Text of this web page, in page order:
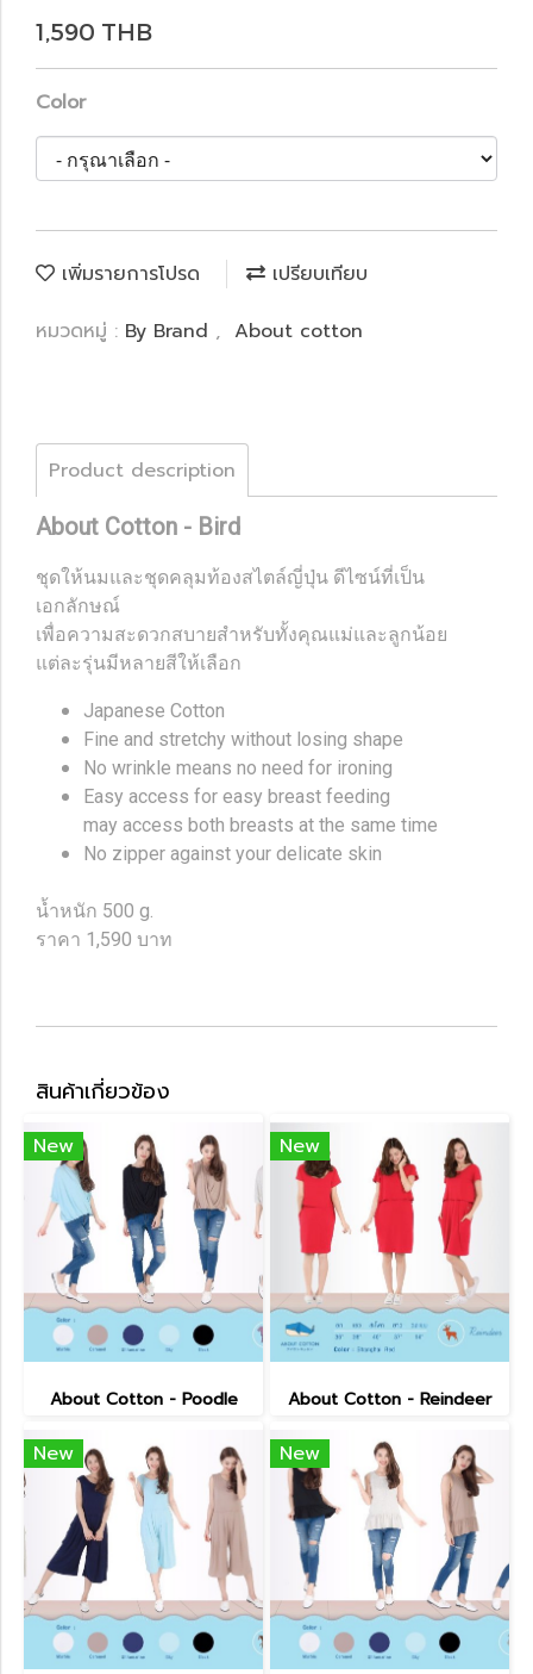
1,590 THB
Color
เพิ่มรายการโปรด
เปรียบเทียบ
หมวดหมู่ : By Brand , About cotton
Product description
About Cotton - Bird
ชุดให้นมและชุดคลุมท้องสไตล์ญี่ปุ่น ดีไซน์ที่เป็น
เอกลักษณ์
เพื่อความสะดวกสบายสำหรับทั้งคุณแม่และลูกน้อย
แต่ละรุ่นมีหลายสีให้เลือก
Japanese Cotton
Fine and stretchy without losing shape
No wrinkle means no need for ironing
Easy access for easy breast feeding
may access both breasts at the same time
No zipper against your delicate skin
น้ำหนัก 500 g.
ราคา 1,590 บาท
สินค้าเกี่ยวข้อง
New
About Cotton - Poodle
New
About Cotton - Reindeer
New New